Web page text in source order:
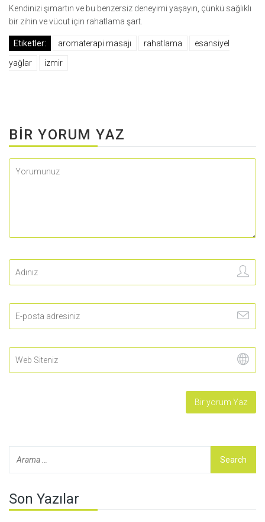
Kendinizi şımartın ve bu benzersiz deneyimi yaşayın, çünkü sağlıklı
bir zihin ve vücut için rahatlama şart.
Etiketler: aromaterapi masajı rahatlama esansiyel
yağlar i̇zmir
BIR YORUM YAZ
Son Yazılar